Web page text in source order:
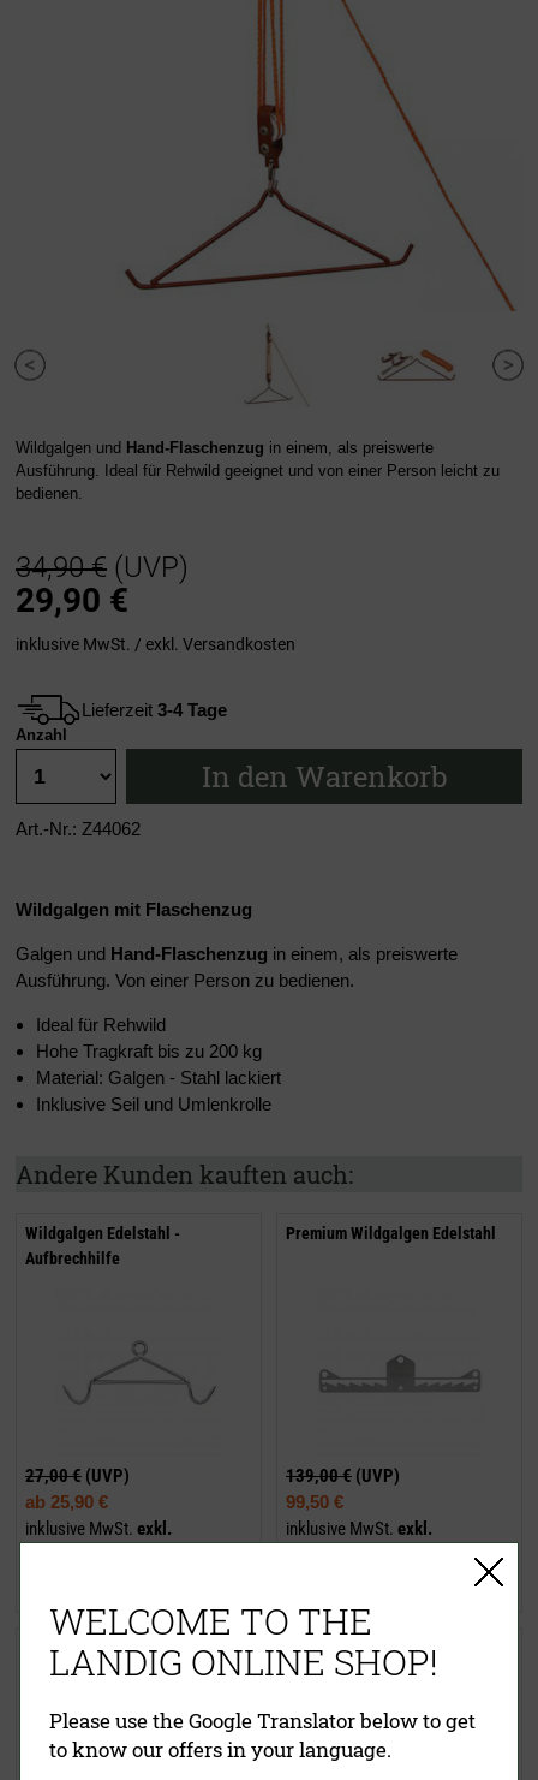
Wildgalgen und Hand-Flaschenzug in einem, als preiswerte
Ausführung. Ideal für Rehwild geeignet und von einer Person leicht zu
bedienen.
34,90 € (UVP)
29,90 €
inklusive MwSt. / exkl. Versandkosten
Lieferzeit 3-4 Tage
Anzahl
In den Warenkorb
Art.-Nr.: Z44062
Wildgalgen mit Flaschenzug
Galgen und Hand-Flaschenzug in einem, als preiswerte
Ausführung. Von einer Person zu bedienen.
Ideal für Rehwild
Hohe Tragkraft bis zu 200 kg
Material: Galgen - Stahl lackiert
Inklusive Seil und Umlenkrolle
Andere Kunden kauften auch:
Wildgalgen Edelstahl -
Aufbrechhilfe
27,00 € (UVP)
ab 25,90 €
inklusive MwSt. exkl.
Premium Wildgalgen Edelstahl
139,00 € (UVP)
99,50 €
inklusive MwSt. exkl.
Kompakt Wildspreizer Wildbergehilfe
WELCOME TO THE
LANDIG ONLINE SHOP!
Please use the Google Translator below to get
to know our offers in your language.